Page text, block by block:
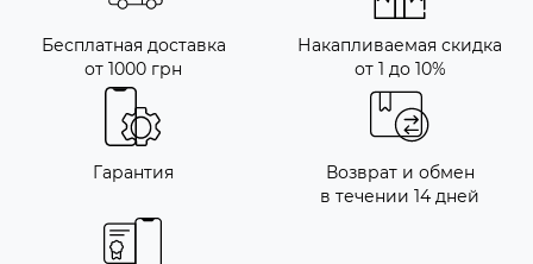
Бесплатная доставка
от 1000 грн
Накапливаемая скидка
от 1 до 10%
Гарантия
Возврат и обмен
в течении 14 дней